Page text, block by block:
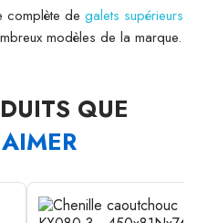
complète de galets supérieurs
modèles de la marque.
QUE